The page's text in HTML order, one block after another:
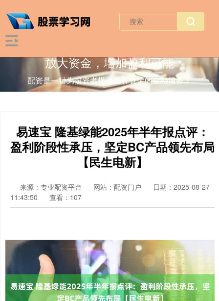
放大资金，增加盈利可能
配资是一种为投资者提供杠杆资金的金融服务！
易速宝 隆基绿能2025年半年报点评：
盈利阶段性承压，坚定BC产品领先布局
【民生电新】
来源：专业配资平台 网站：配资门户
日期：2025-08-27
11:43:50
查看：107